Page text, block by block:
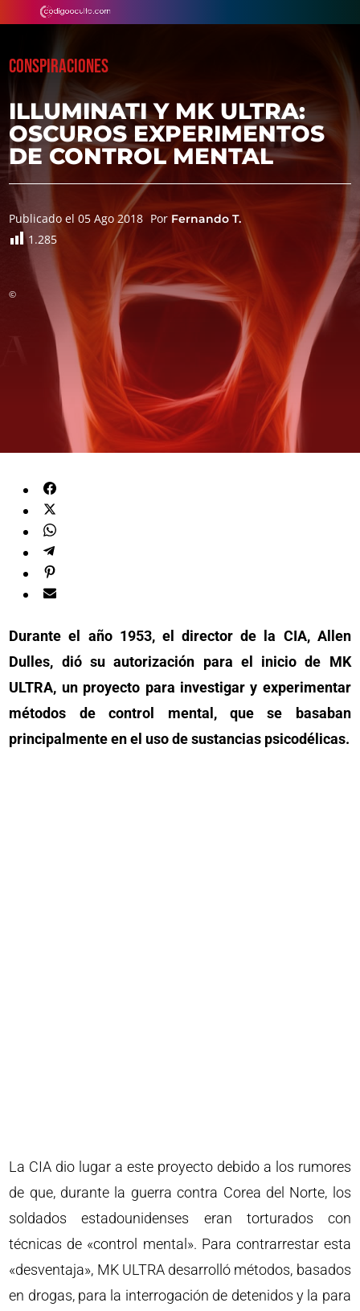
CONSPIRACIONES
ILLUMINATI Y MK ULTRA:
OSCUROS EXPERIMENTOS
DE CONTROL MENTAL
Publicado el 05 Ago 2018 Por Fernando T.
1.285
©
Durante el año 1953, el director de la CIA, Allen
Dulles, dió su autorización para el inicio de MK
ULTRA, un proyecto para investigar y experimentar
métodos de control mental, que se basaban
principalmente en el uso de sustancias psicodélicas.
La CIA dio lugar a este proyecto debido a los rumores
de que, durante la guerra contra Corea del Norte, los
soldados estadounidenses eran torturados con
técnicas de «control mental». Para contrarrestar esta
«desventaja», MK ULTRA desarrolló métodos, basados
en drogas, para la interrogación de detenidos y la para